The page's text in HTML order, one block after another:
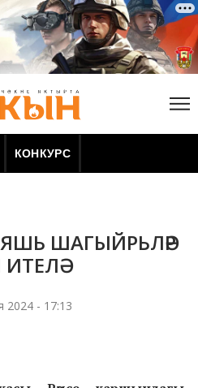
КОНКУРС
ЯШЬ ШАГЫЙРЬЛӘР
2024 - 17:13